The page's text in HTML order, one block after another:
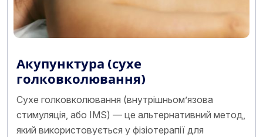
Акупунктура (сухе
голковколювання)
Сухе голковколювання (внутрішньом’язова
стимуляція, або IMS) — це альтернативний метод,
який використовується у фізіотерапії для